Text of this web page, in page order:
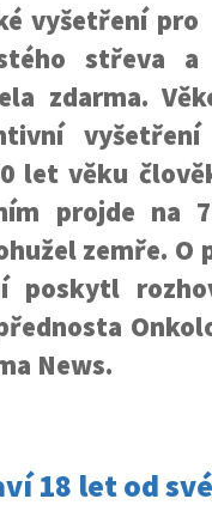
vyšetření pro
střeva a
zdarma.
let věku
projde na
zemře. O
poskytl
News.
18 let od